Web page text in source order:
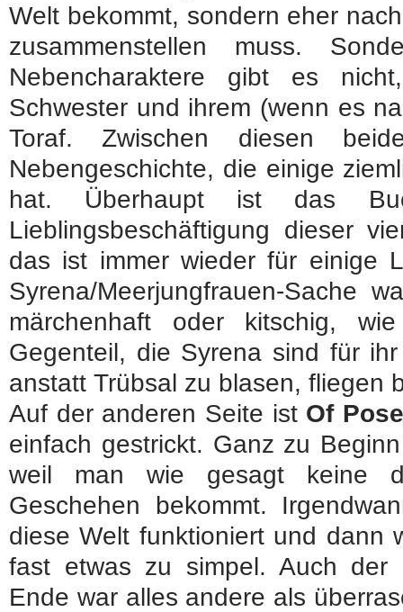
Welt bekommt, sondern eher
zusammenstellen muss.
Nebencharaktere gibt es
Schwester und ihrem (wenn es
Toraf. Zwischen diesen
Nebengeschichte, die einige
hat. Überhaupt ist das
Lieblingsbeschäftigung dieser
das ist immer wieder für einige
Syrena/Meerjungfrauen-Sache
märchenhaft oder kitschig,
Gegenteil, die Syrena sind für
anstatt Trübsal zu blasen, fliegen
Auf der anderen Seite ist Of
einfach gestrickt. Ganz zu
weil man wie gesagt keine
Geschehen bekommt.
diese Welt funktioniert und dann
fast etwas zu simpel. Auch der
Ende war alles andere als